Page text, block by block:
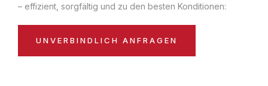
– effizient, sorgfältig und zu den besten Konditionen:
UNVERBINDLICH ANFRAGEN